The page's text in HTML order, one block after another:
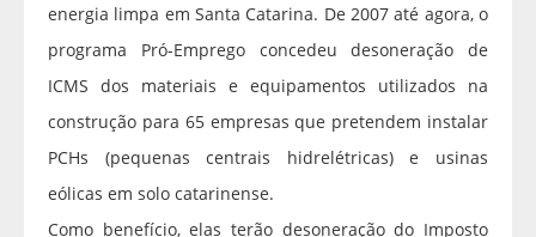
energia limpa em Santa Catarina. De 2007 até agora, o
programa Pró-Emprego concedeu desoneração de
ICMS dos materiais e equipamentos utilizados na
construção para 65 empresas que pretendem instalar
PCHs (pequenas centrais hidrelétricas) e usinas
eólicas em solo catarinense.
Como benefício, elas terão desoneração do Imposto